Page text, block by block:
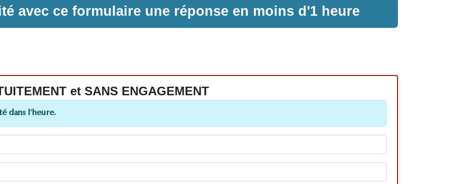
avec ce formulaire une réponse en moins d'1 heure
et SANS ENGAGEMENT
dans l'heure.